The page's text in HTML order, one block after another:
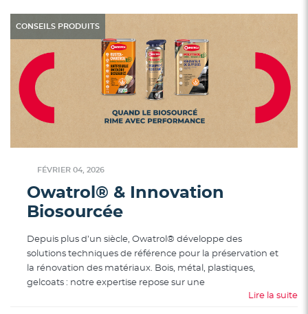
FÉVRIER 04, 2026
CONSEILS PRODUITS
Owatrol® & Innovation
Biosourcée
Depuis plus d’un siècle, Owatrol® développe des
solutions techniques de référence pour la préservation et
la rénovation des matériaux. Bois, métal, plastiques,
gelcoats : notre expertise repose sur une
Lire la suite